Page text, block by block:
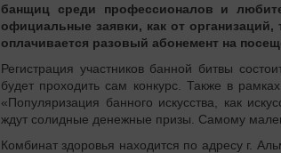
банщиц среди профессионалов и
официальные заявки, как от организаций,
оплачивается разовый абонемент на
Регистрация участников банной битвы
будет проходить сам конкурс. Также в
«Популяризация банного искусства, как
ждут солидные денежные призы. Самому
Комбинат здоровья находится по адресу г.